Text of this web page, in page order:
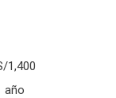
1,400
año